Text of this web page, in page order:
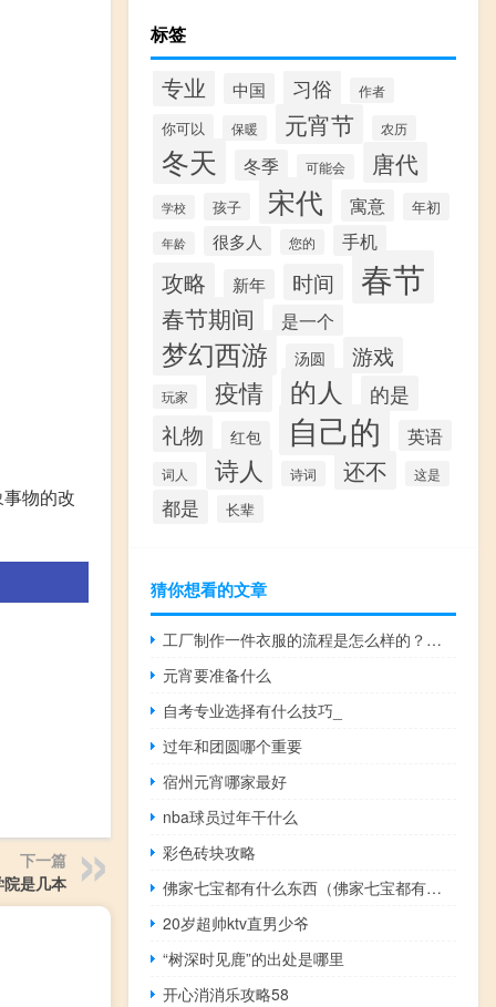
物的改
下一篇
是几本
标签
专业 中国 习俗 作者
你可以 保暖 元宵节 农历
冬天 冬季 可能会 唐代
学校 孩子 宋代 寓意 年初
年龄 很多人 您的 手机
攻略 新年 时间 春节
春节期间 是一个
梦幻西游 汤圆 游戏
玩家 疫情 的人 的是
礼物 红包 自己的 英语
词人 诗人 诗词 还不 这是
都是 长辈
猜你想看的文章
工厂制作一件衣服的流程是怎么样的？如何设计爆款衣服？
元宵要准备什么
自考专业选择有什么技巧_
过年和团圆哪个重要
宿州元宵哪家最好
nba球员过年干什么
彩色砖块攻略
佛家七宝都有什么东西（佛家七宝都有什么）
20岁超帅ktv直男少爷
“树深时见鹿”的出处是哪里
开心消消乐攻略58